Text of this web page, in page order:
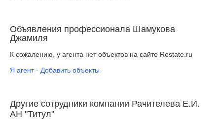
Объявления профессионала Шамукова
Джамиля
К сожалению, у агента нет объектов на сайте Restate.ru
Я агент - Добавить объекты
Другие сотрудники компании Рачителева Е.И.
АН "Титул"